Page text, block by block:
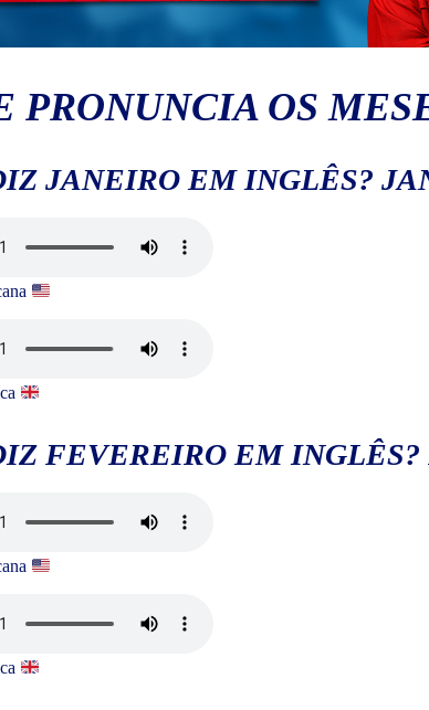
PRONUNCIA OS
JANEIRO EM INGLÊS?
FEVEREIRO EM INGLÊS?